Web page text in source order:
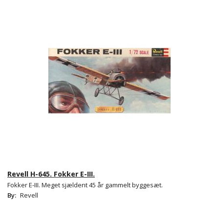
Revell H-645. Fokker E-III.
Fokker E-III. Meget sjældent 45 år gammelt byggesæt.
By: Revell